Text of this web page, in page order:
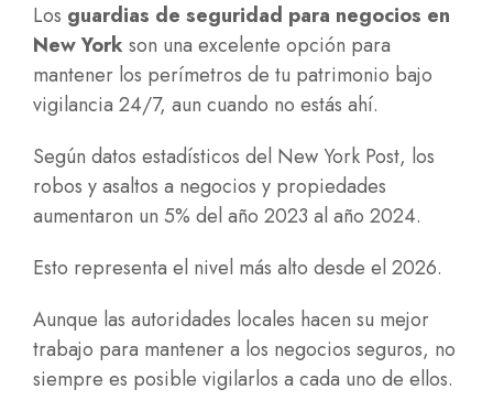
Los guardias de seguridad para negocios en
New York son una excelente opción para
mantener los perímetros de tu patrimonio bajo
vigilancia 24/7, aun cuando no estás ahí.
Según datos estadísticos del New York Post, los
robos y asaltos a negocios y propiedades
aumentaron un 5% del año 2023 al año 2024.
Esto representa el nivel más alto desde el 2026.
Aunque las autoridades locales hacen su mejor
trabajo para mantener a los negocios seguros, no
siempre es posible vigilarlos a cada uno de ellos.